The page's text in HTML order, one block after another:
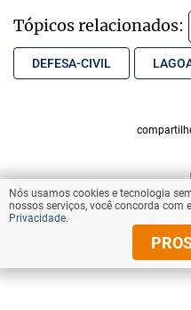
Tópicos relacionados:
DEFESA-CIVIL
© Copyright 2025 Diários
Nós usamos cookies e tecnologia
nossos serviços, você concorda com
Privacidade.